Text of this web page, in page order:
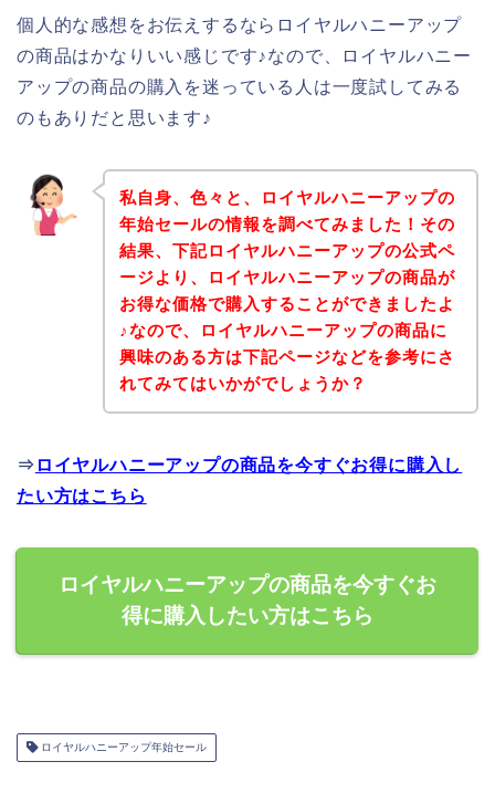
個人的な感想をお伝えするならロイヤルハニーアップ
の商品はかなりいい感じです♪なので、ロイヤルハニー
アップの商品の購入を迷っている人は一度試してみる
のもありだと思います♪
私自身、色々と、ロイヤルハニーアップの
年始セールの情報を調べてみました！その
結果、下記ロイヤルハニーアップの公式ペ
ージより、ロイヤルハニーアップの商品が
お得な価格で購入することができましたよ
♪なので、ロイヤルハニーアップの商品に
興味のある方は下記ページなどを参考にさ
れてみてはいかがでしょうか？
⇒ ロイヤルハニーアップの商品を今すぐお得に購入し
たい方はこちら
ロイヤルハニーアップの商品を今すぐお
得に購入したい方はこちら
ロイヤルハニーアップ年始セール